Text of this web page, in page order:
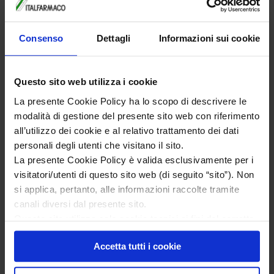
Consenso Dettagli Informazioni sui cookie
Questo sito web utilizza i cookie
La presente Cookie Policy ha lo scopo di descrivere le
modalità di gestione del presente sito web con riferimento
all’utilizzo dei cookie e al relativo trattamento dei dati
personali degli utenti che visitano il sito.
La presente Cookie Policy è valida esclusivamente per i
visitatori/utenti di questo sito web (di seguito “sito”). Non
si applica, pertanto, alle informazioni raccolte tramite
canali diversi dal presente sito.
Questo sito utilizza solo cookie tecnici ai fini del corretto
funzionamento delle pagine di questo sito, migliorarne la
sicurezza e condurre ricerche e analisi a carattere
aggregato per migliorarne il contenuto.
Accetta tutti i cookie
Quanto ne sai su metabolismo e stile di vita?
Fatti e miti sui sintomi vasomotori della
menopausa come le vampate di calore
Sospetti che potresti essere in menopausa?
Cardio contro pesi: meglio correre o pompare i
muscoli?
Il tuo corpo dopo la menopausa
Calcoli online
Calcola la tua frequenza cardiaca
Calcola il rischio di prediabete
Calcola il fabbisogno giornaliero di proteine
Scala di autovalutazione dell’ansia
Calcola l'apporto giornaliero di carboidrati
Calendario ciclo mestruale
Indice massa corporea
Rapporto vita fianchi
Calcola il metabolismo basale
Infografiche: Menopausa in pratica
la menopausa